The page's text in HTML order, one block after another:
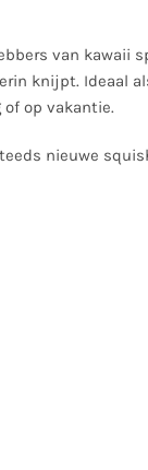
van kawaii
knijpt. Ideaal
op vakantie.
nieuwe